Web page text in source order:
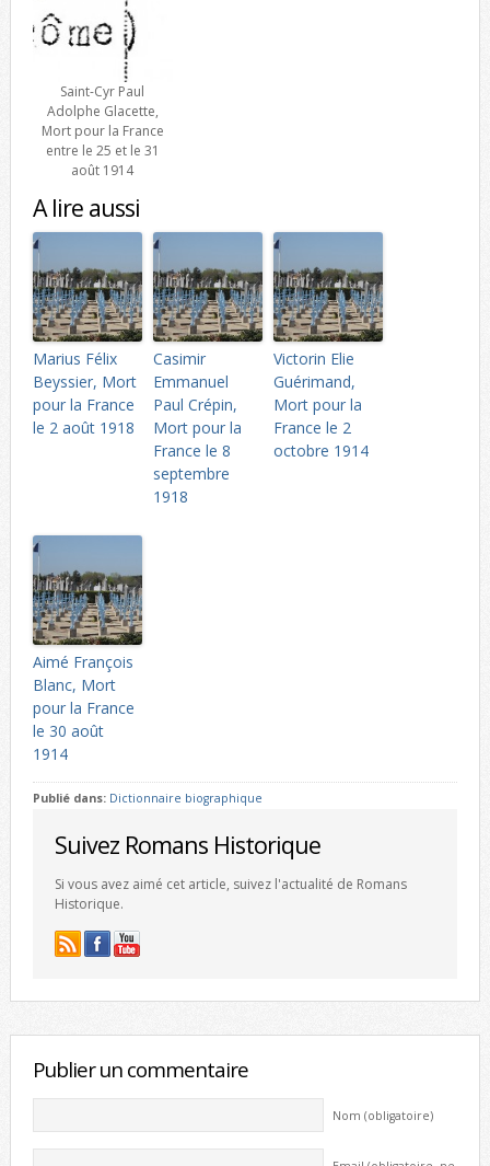
Saint-Cyr Paul
Adolphe Glacette,
Mort pour la France
entre le 25 et le 31
août 1914
A lire aussi
Marius Félix
Beyssier, Mort
pour la France
le 2 août 1918
Casimir
Emmanuel
Paul Crépin,
Mort pour la
France le 8
septembre
1918
Victorin Elie
Guérimand,
Mort pour la
France le 2
octobre 1914
Aimé François
Blanc, Mort
pour la France
le 30 août
1914
Publié dans: Dictionnaire biographique
Suivez Romans Historique
Si vous avez aimé cet article, suivez l'actualité de Romans
Historique.
Publier un commentaire
Nom (obligatoire)